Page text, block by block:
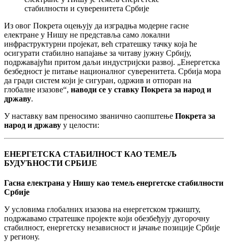
Из овог Покрета оцењују да изградња модерне гасне
електране у Нишу не представља само локални
инфраструктурни пројекат, већ стратешку тачку која ће
осигурати стабилно напајање за читаву јужну Србију,
подржавајући притом даљи индустријски развој. „Енергетска
безбедност је питање националног суверенитета. Србија мора
да гради систем који је сигуран, одржив и отпоран на
глобалне изазове“, наводи се у ставку Покрета за народ и
државу.
У наставку вам преносимо званично саопштење Покрета за
народ и државу у целости:
ЕНЕРГЕТСКА СТАБИЛНОСТ КАО ТЕМЕЉ
БУДУЋНОСТИ СРБИЈЕ
Гасна електрана у Нишу као темељ енергетске стабилности
Србије
У условима глобалних изазова на енергетском тржишту,
подржавамо стратешке пројекте који обезбеђују дугорочну
стабилност, енергетску независност и јачање позиције Србије
у региону.